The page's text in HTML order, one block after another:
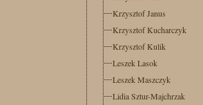
Krzysztof Janus
Krzysztof Kucharczyk
Krzysztof Kulik
Leszek Lasok
Leszek Maszczyk
Lidia Sztur-Majchrzak